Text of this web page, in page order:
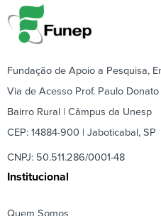
Fundação de Apoio a Pesquisa,
Via de Acesso Prof. Paulo
Bairro Rural | Câmpus da Unesp
CEP: 14884-900 | Jaboticabal, SP
CNPJ: 50.511.286/0001-48
Institucional
Quem Somos